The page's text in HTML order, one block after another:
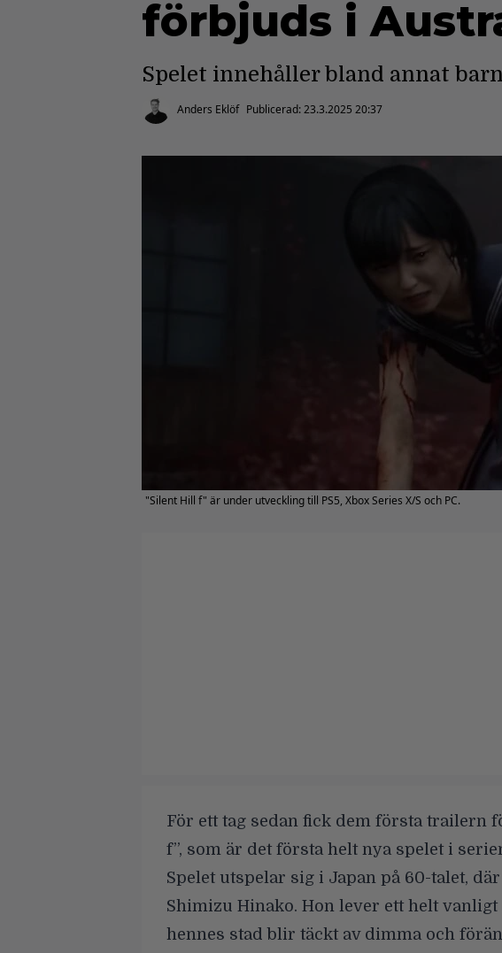
förbjuds i
Spelet innehåller bland annat
Anders Eklöf Publicerad:23.3.2025 20:37
"Silent Hill f" är under utveckling till PS5, Xbox Series X/S och PC.
För ett tag sedan fick dem första trailern
f”, som är det första helt nya spelet i
Spelet utspelar sig i Japan på 60-talet,
Shimizu Hinako. Hon lever ett helt
hennes stad blir täckt av dimma och